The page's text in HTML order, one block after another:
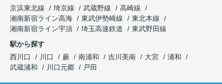
京浜東北線
埼京線 武蔵野線
高崎線
湘南新宿ライン高海
東武伊勢崎線
東北本線
湘南新宿ライン宇須
埼玉高速鉄道
東武野田線
駅から探す
西川口
川口 蕨 南浦和 吉川美南 大宮
浦和
武蔵浦和
川口元郷 戸田